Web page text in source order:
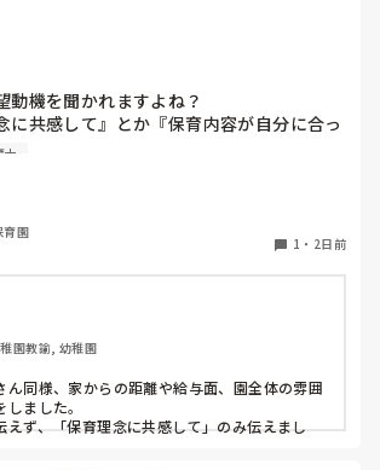
動機を聞かれますよね？
に共感して』とか『保育内容が自分に合っ
』等々が多いかと思いますが、実際はどう
気とか園の規模、保育内容は勘案しますが
から通いやすいか、給与はどうか…という
いています
機をどのように答えていますか？また、本
士
育園
1 ・ 2日前
園教諭, 幼稚園
ん同様、家からの距離や給与面、園全体の雰囲
ました。
えず、「保育理念に共感して」のみ伝えまし